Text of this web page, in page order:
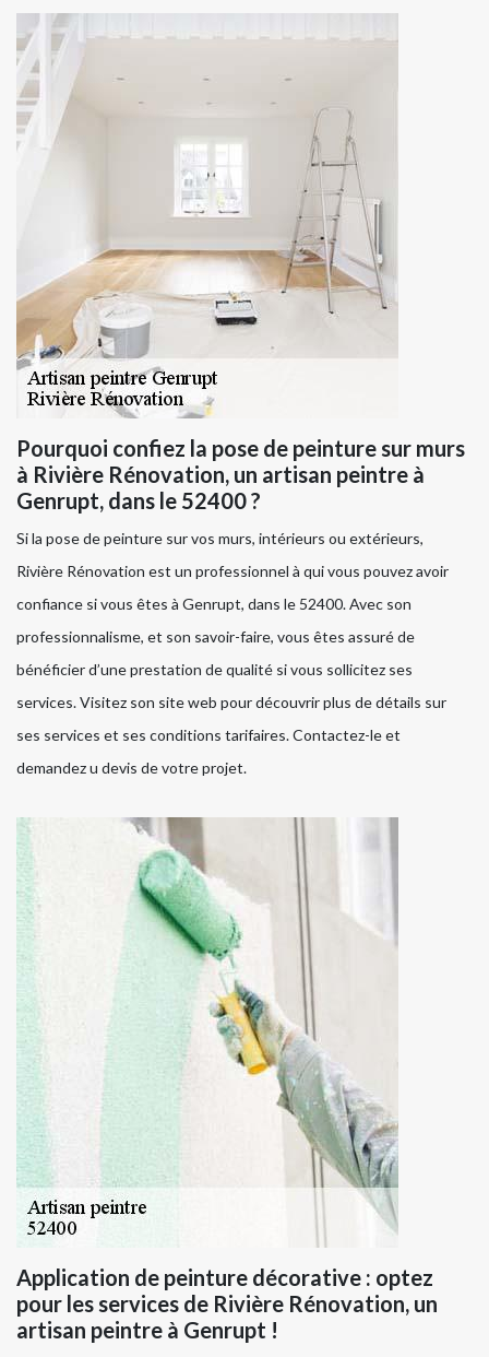
Pourquoi confiez la pose de peinture sur murs
à Rivière Rénovation, un artisan peintre à
Genrupt, dans le 52400 ?
Si la pose de peinture sur vos murs, intérieurs ou extérieurs,
Rivière Rénovation est un professionnel à qui vous pouvez avoir
confiance si vous êtes à Genrupt, dans le 52400. Avec son
professionnalisme, et son savoir-faire, vous êtes assuré de
bénéficier d’une prestation de qualité si vous sollicitez ses
services. Visitez son site web pour découvrir plus de détails sur
ses services et ses conditions tarifaires. Contactez-le et
demandez u devis de votre projet.
Application de peinture décorative : optez
pour les services de Rivière Rénovation, un
artisan peintre à Genrupt !